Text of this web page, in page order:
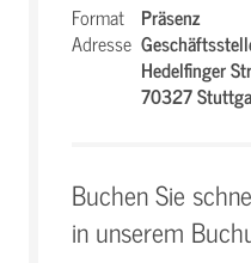
Format Präsenz
Adresse
Hedelfinger
70327
Buchen Sie
in unserem